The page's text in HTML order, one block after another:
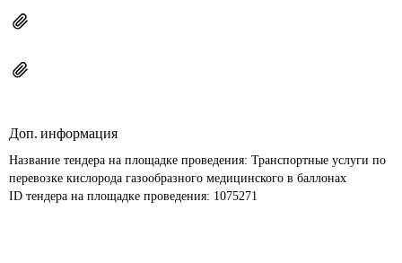
Доп. информация
Название тендера на площадке проведения: Транспортные услуги по
перевозке кислорода газообразного медицинского в баллонах
ID тендера на площадке проведения: 1075271